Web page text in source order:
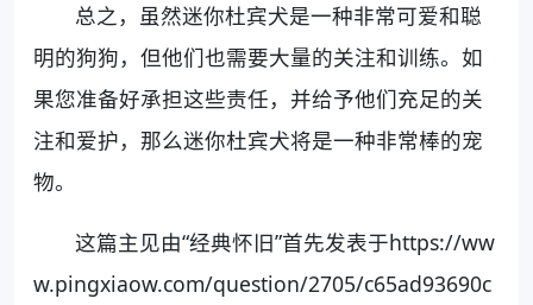
总之，虽然迷你杜宾犬是一种非常可爱和聪
明的狗狗，但他们也需要大量的关注和训练。如
果您准备好承担这些责任，并给予他们充足的关
注和爱护，那么迷你杜宾犬将是一种非常棒的宠
物。
这篇主见由“经典怀旧”首先发表于https://ww
w.pingxiaow.com/question/2705/c65ad93690c